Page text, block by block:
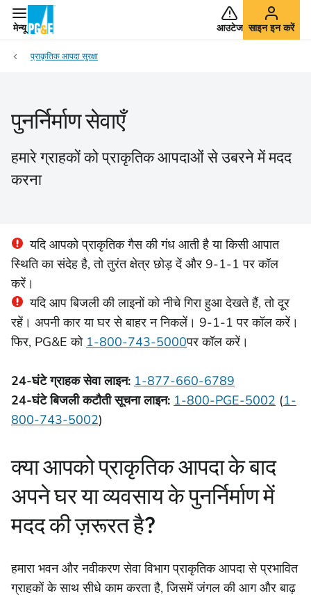
मेन्यू आउटेज साइन इन करें
प्राकृतिक आपदा सुरक्षा
पुनर्निर्माण सेवाएँ
हमारे ग्राहकों को प्राकृतिक आपदाओं से उबरने में मदद
करना
यदि आपको प्राकृतिक गैस की गंध आती है या किसी आपात
स्थिति का संदेह है, तो तुरंत क्षेत्र छोड़ दें और 9-1-1 पर कॉल
करें।
यदि आप बिजली की लाइनों को नीचे गिरा हुआ देखते हैं, तो दूर
रहें। अपनी कार या घर से बाहर न निकलें। 9-1-1 पर कॉल करें।
फिर, PG&E को 1-800-743-5000पर कॉल करें।
24-घंटे ग्राहक सेवा लाइन: 1-877-660-6789
24-घंटे बिजली कटौती सूचना लाइन: 1-800-PGE-5002 (1-
800-743-5002)
क्या आपको प्राकृतिक आपदा के बाद
अपने घर या व्यवसाय के पुनर्निर्माण में
मदद की ज़रूरत है?
हमारा भवन और नवीकरण सेवा विभाग प्राकृतिक आपदा से प्रभावित
ग्राहकों के साथ सीधे काम करता है, जिसमें जंगल की आग और बाढ़